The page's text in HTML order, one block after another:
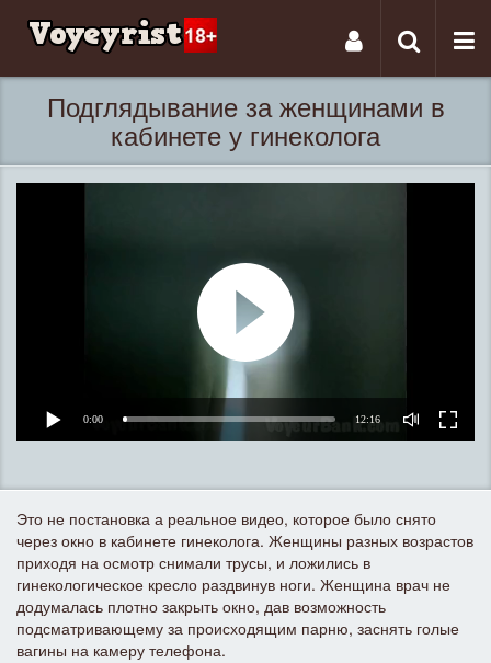
Toggle
Подглядывание за женщинами в
кабинете у гинеколога
0:00 12:16
Это не постановка а реальное видео, которое было снято
через окно в кабинете гинеколога. Женщины разных возрастов
приходя на осмотр снимали трусы, и ложились в
гинекологическое кресло раздвинув ноги. Женщина врач не
додумалась плотно закрыть окно, дав возможность
подсматривающему за происходящим парню, заснять голые
вагины на камеру телефона.